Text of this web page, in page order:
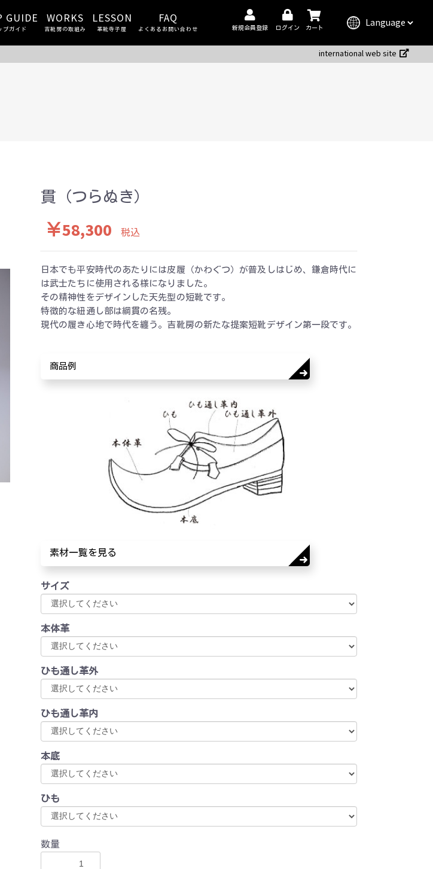
GUIDE
プガイド
WORKS
吉靴房の取組み
LESSON
革靴寺子屋
FAQ
よくあるお問い合わせ 新規会員登録 ログイン カート
international web site
貫（つらぬき）
￥58,300 税込
日本でも平安時代のあたりには皮履（かわぐつ）が普及しはじめ、鎌倉時代に
は武士たちに使用される様になりました。
その精神性をデザインした天先型の短靴です。
特徴的な紐通し部は綱貫の名残。
現代の履き心地で時代を纏う。吉靴房の新たな提案短靴デザイン第一段です。
商品例
素材一覧を見る
サイズ
本体革
ひも通し革外
ひも通し革内
本底
ひも
数量